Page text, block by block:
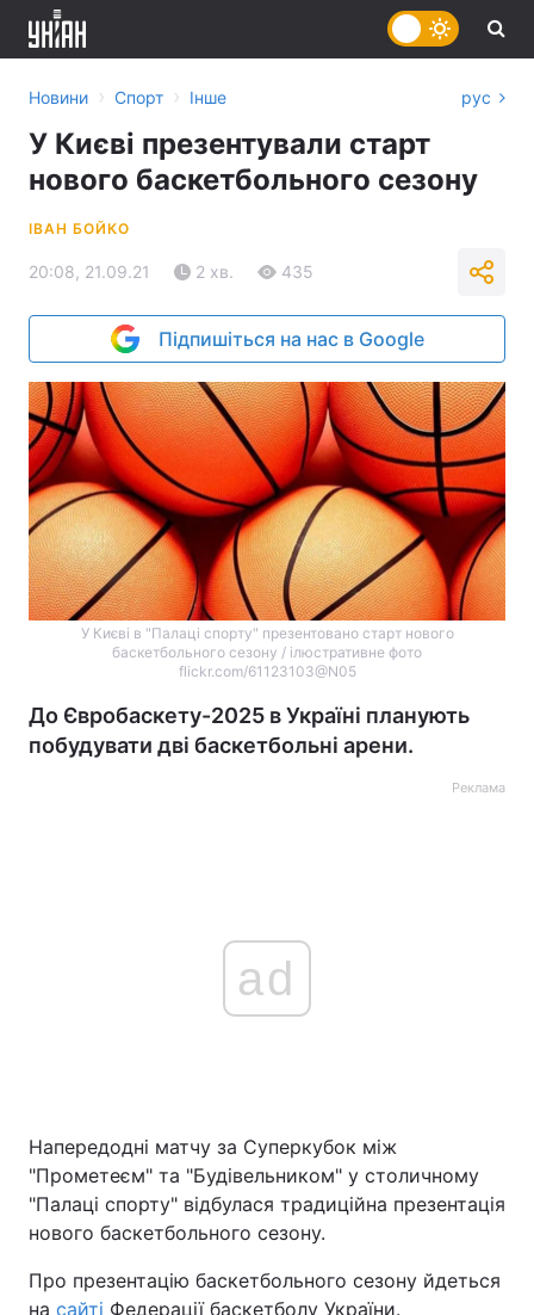
Головна Війна
Україна
Економіка Світ
Новини › Спорт › Інше рус
У Києві презентували старт
нового баскетбольного сезону
ІВАН БОЙКО
20:08, 21.09.21 2 хв. 435
Підпишіться на нас в Google
У Києві в "Палаці спорту" презентовано старт нового
баскетбольного сезону / ілюстративне фото
flickr.com/61123103@N05
До Євробаскету-2025 в Україні планують
побудувати дві баскетбольні арени.
Реклама
ad
Напередодні матчу за Суперкубок між
"Прометеєм" та "Будівельником" у столичному
"Палаці спорту" відбулася традиційна презентація
нового баскетбольного сезону.
Про презентацію баскетбольного сезону йдеться
на сайті Федерації баскетболу України.